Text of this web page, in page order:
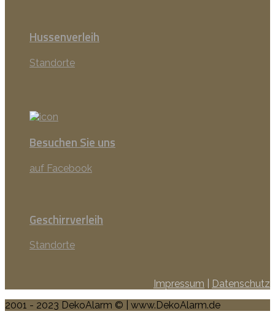
Hussenverleih
Standorte
Besuchen Sie uns
auf Facebook
Geschirrverleih
Standorte
Impressum
Datenschutz
2001 - 2023 DekoAlarm © | www.DekoAlarm.de